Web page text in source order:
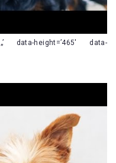
data-height=’465′ data-